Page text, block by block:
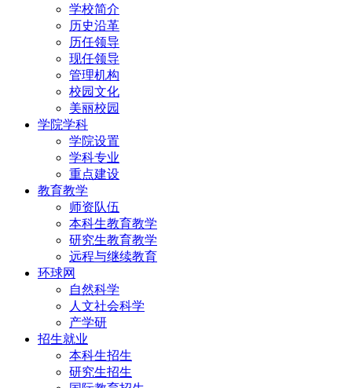
学校简介
历史沿革
历任领导
现任领导
管理机构
校园文化
美丽校园
学院学科
学院设置
学科专业
重点建设
教育教学
师资队伍
本科生教育教学
研究生教育教学
远程与继续教育
环球网
自然科学
人文社会科学
产学研
招生就业
本科生招生
研究生招生